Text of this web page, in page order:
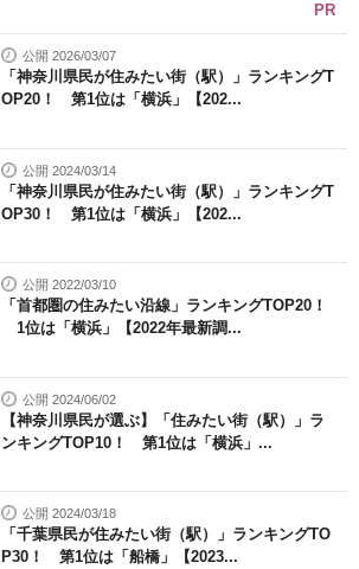
PR
公開 2026/03/07
「神奈川県民が住みたい街（駅）」ランキングT
OP20！ 第1位は「横浜」【202...
公開 2024/03/14
「神奈川県民が住みたい街（駅）」ランキングT
OP30！ 第1位は「横浜」【202...
公開 2022/03/10
「首都圏の住みたい沿線」ランキングTOP20！
1位は「横浜」【2022年最新調...
公開 2024/06/02
【神奈川県民が選ぶ】「住みたい街（駅）」ラ
ンキングTOP10！ 第1位は「横浜」...
公開 2024/03/18
「千葉県民が住みたい街（駅）」ランキングTO
P30！ 第1位は「船橋」【2023...